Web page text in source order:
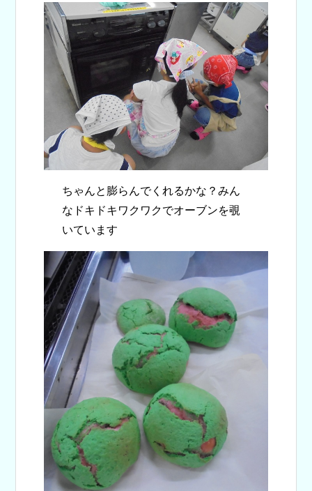
ちゃんと膨らんでくれるかな？みん
なドキドキワクワクでオーブンを覗
いています